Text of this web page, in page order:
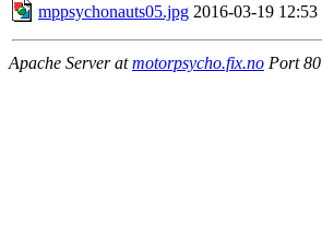
mppsychonauts05.jpg 2016-03-19 12:53
Apache Server atmotorpsycho.fix.no Port 80